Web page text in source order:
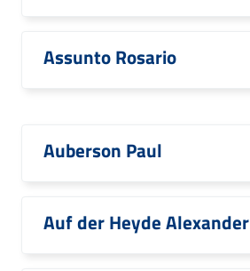
Assunto Rosario
Auberson Paul
Auf der Heyde Alexander